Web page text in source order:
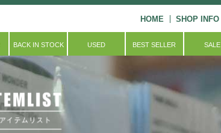
HOME SHOP INFO
BACK IN STOCK USED BEST SELLER SALE